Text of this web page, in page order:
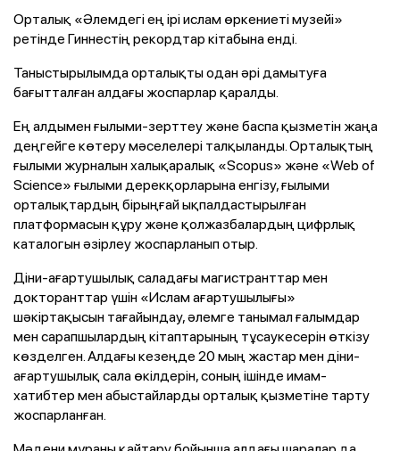
Орталық «Әлемдегі ең ірі ислам өркениеті музейі»
ретінде Гиннестің рекордтар кітабына енді.
Таныстырылымда орталықты одан әрі дамытуға
бағытталған алдағы жоспарлар қаралды.
Ең алдымен ғылыми-зерттеу және баспа қызметін жаңа
деңгейге көтеру мәселелері талқыланды. Орталықтың
ғылыми журналын халықаралық «Scopus» және «Web of
Science» ғылыми дерекқорларына енгізу, ғылыми
орталықтардың бірыңғай ықпалдастырылған
платформасын құру және қолжазбалардың цифрлық
каталогын әзірлеу жоспарланып отыр.
Діни-ағартушылық саладағы магистранттар мен
докторанттар үшін «Ислам ағартушылығы»
шәкіртақысын тағайындау, әлемге танымал ғалымдар
мен сарапшылардың кітаптарының тұсаукесерін өткізу
көзделген. Алдағы кезеңде 20 мың жастар мен діни-
ағартушылық сала өкілдерін, соның ішінде имам-
хатибтер мен абыстайларды орталық қызметіне тарту
жоспарланған.